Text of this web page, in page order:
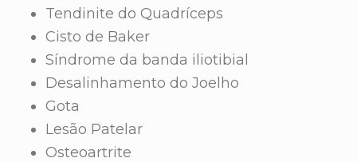
Tendinite do Quadríceps
Cisto de Baker
Síndrome da banda iliotibial
Desalinhamento do Joelho
Gota
Lesão Patelar
Osteoartrite